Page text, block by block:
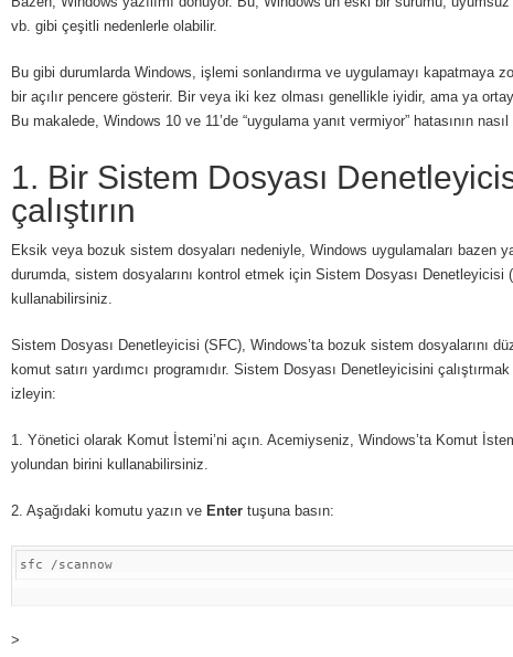
vb. gibi çeşitli nedenlerle olabilir.
Bu gibi durumlarda Windows, işlemi sonlandırma ve uygulamayı kapatmaya
bir açılır pencere gösterir. Bir veya iki kez olması genellikle iyidir, ama ya
Bu makalede, Windows 10 ve 11’de “uygulama yanıt vermiyor” hatasının
1. Bir Sistem Dosyası
çalıştırın
Eksik veya bozuk sistem dosyaları nedeniyle, Windows uygulamaları bazen
durumda, sistem dosyalarını kontrol etmek için Sistem Dosyası Denetleyicisi
kullanabilirsiniz.
Sistem Dosyası Denetleyicisi (SFC), Windows’ta bozuk sistem dosyalarını
komut satırı yardımcı programıdır. Sistem Dosyası Denetleyicisini çalıştırmak
izleyin:
1. Yönetici olarak Komut İstemi’ni açın. Acemiyseniz, Windows’ta Komut
yolundan birini kullanabilirsiniz.
2. Aşağıdaki komutu yazın ve Entertuşuna basın:
sfc /scannow
>